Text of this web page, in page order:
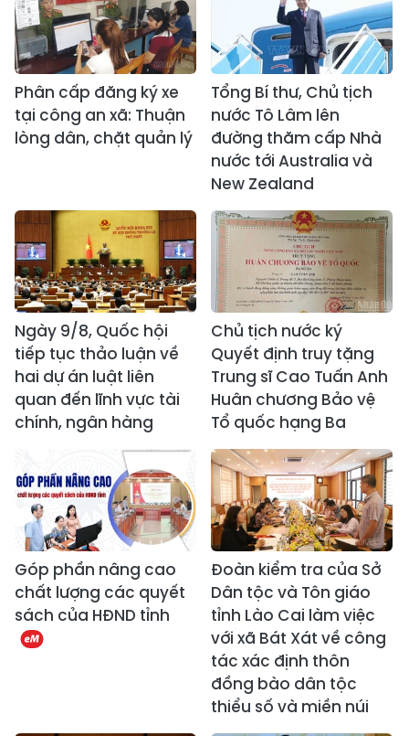
Phân cấp đăng ký xe
tại công an xã: Thuận
lòng dân, chặt quản lý
Tổng Bí thư, Chủ tịch
nước Tô Lâm lên
đường thăm cấp Nhà
nước tới Australia và
New Zealand
Ngày 9/8, Quốc hội
tiếp tục thảo luận về
hai dự án luật liên
quan đến lĩnh vực tài
chính, ngân hàng
Chủ tịch nước ký
Quyết định truy tặng
Trung sĩ Cao Tuấn Anh
Huân chương Bảo vệ
Tổ quốc hạng Ba
Góp phần nâng cao
chất lượng các quyết
sách của HĐND tỉnh
Đoàn kiểm tra của Sở
Dân tộc và Tôn giáo
tỉnh Lào Cai làm việc
với xã Bát Xát về công
tác xác định thôn
đồng bào dân tộc
thiểu số và miền núi